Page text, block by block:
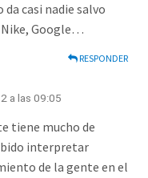
casi nadie salvo
Nike, Google…
RESPONDER
a las 09:05
tiene mucho de
interpretar
de la gente en el